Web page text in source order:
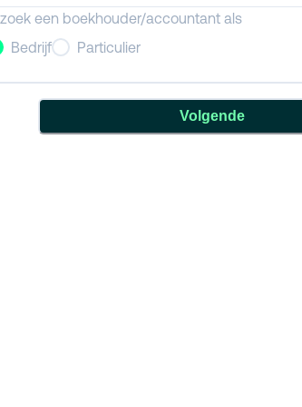
een boekhouder/accountant als
Bedrijf
Particulier
Volgende